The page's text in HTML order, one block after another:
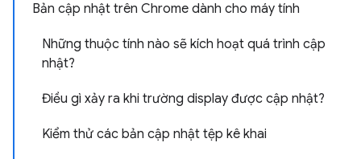
Bản cập nhật trên Chrome dành cho máy tính
Những thuộc tính nào sẽ kích hoạt quá trình cập
nhật?
Điều gì xảy ra khi trường display được cập nhật?
Kiểm thử các bản cập nhật tệp kê khai